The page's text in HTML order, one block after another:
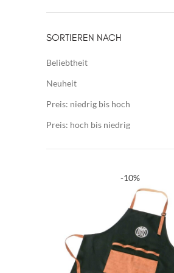
SORTIEREN NACH
Beliebtheit
Neuheit
Preis: niedrig bis hoch
Preis: hoch bis niedrig
-10%